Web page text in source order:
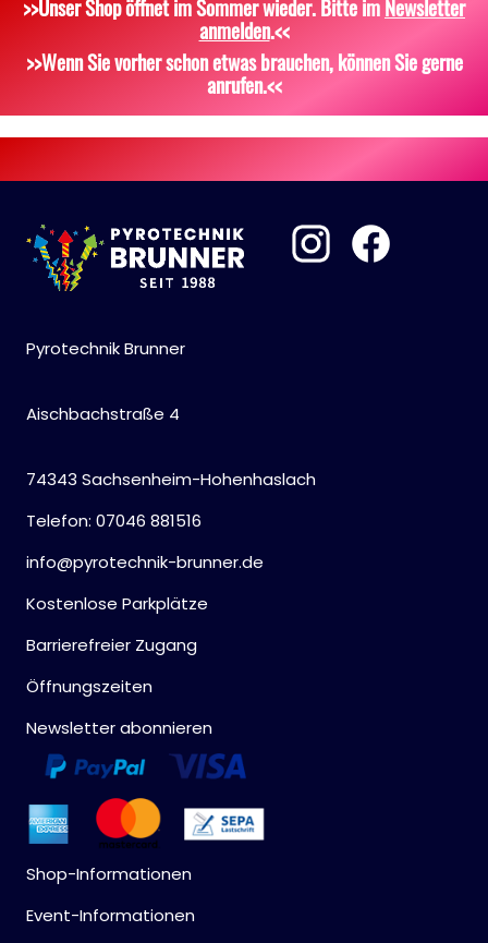
>>Unser Shop öffnet im Sommer wieder. Bitte imNewsletter
anmelden.<<
>>Wenn Sie vorher schon etwas brauchen, können Sie gerne
anrufen.<<
Pyrotechnik Brunner
Aischbachstraße 4
74343 Sachsenheim-Hohenhaslach
Telefon: 07046 881516
info@pyrotechnik-brunner.de
Kostenlose Parkplätze
Barrierefreier Zugang
Öffnungszeiten
Newsletter abonnieren
Shop-Informationen
Event-Informationen